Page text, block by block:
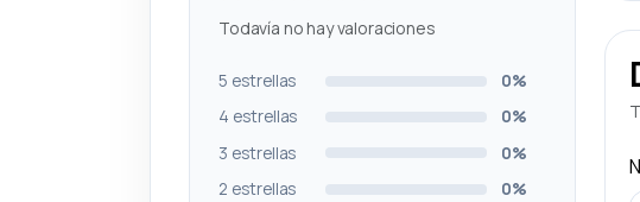
Todavía no hay valoraciones
5 estrellas
0%
4 estrellas
0%
3 estrellas
0%
2 estrellas
0%